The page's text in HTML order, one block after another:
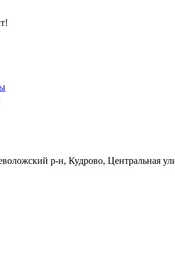
р-н, Кудрово, Центральная